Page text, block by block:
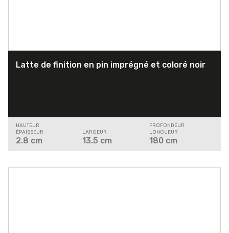
Latte de finition en pin imprégné et coloré noir
HAUTEUR
ÉPAISSEUR
2.8 cm
LARGEUR
13.5 cm
PROFONDEUR
LONGUEUR
180 cm